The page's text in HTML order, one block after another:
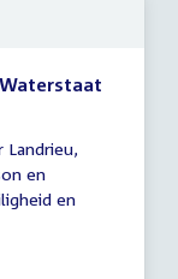
Landrieu,
en
en